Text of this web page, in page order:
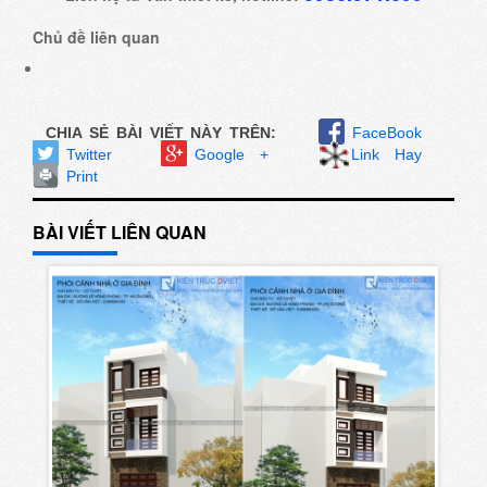
Chủ đề liên quan
CHIA SẺ BÀI VIẾT NÀY TRÊN:
FaceBook
Twitter
Google +
Link Hay
Print
BÀI VIẾT LIÊN QUAN